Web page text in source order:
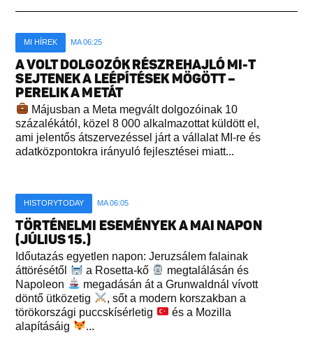
MI HÍREK MA 06:25
A VOLT DOLGOZÓK RÉSZREHAJLÓ MI-T
SEJTENEK A LEÉPÍTÉSEK MÖGÖTT –
PERELIK A METÁT
Májusban a Meta megvált dolgozóinak 10
százalékától, közel 8 000 alkalmazottat küldött el,
ami jelentős átszervezéssel járt a vállalat MI-re és
adatközpontokra irányuló fejlesztései miatt...
HISTORYTODAY MA 06:05
TÖRTÉNELMI ESEMÉNYEK A MAI NAPON
(JÚLIUS 15.)
Időutazás egyetlen napon: Jeruzsálem falainak
áttörésétől
a Rosetta-kő
megtalálásán és
Napoleon
megadásán át a Grunwaldnál vívott
döntő ütközetig
, sőt a modern korszakban a
törökországi puccskísérletig
és a Mozilla
alapításáig
...